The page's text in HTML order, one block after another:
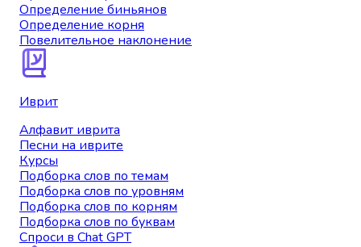
Определение биньянов
Определение корня
Повелительное наклонение
Иврит
Алфавит иврита
Песни на иврите
Курсы
Подборка слов по темам
Подборка слов по уровням
Подборка слов по корням
Подборка слов по буквам
Спроси в Chat GPT